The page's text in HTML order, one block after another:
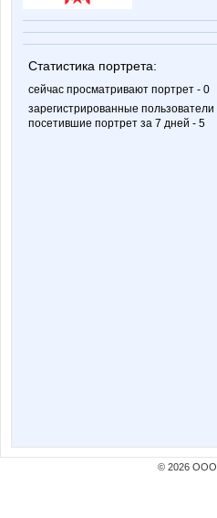
Статистика портрета:
сейчас просматривают портрет - 0
зарегистрированные пользователи
посетившие портрет за 7 дней - 5
© 2026 ООО